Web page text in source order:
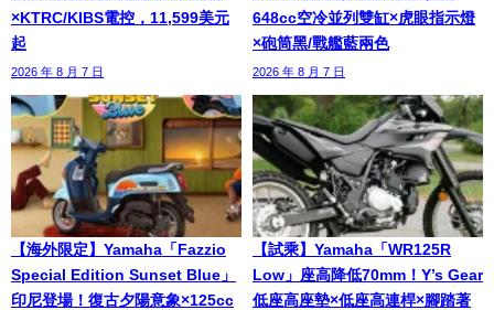
×KTRC/KIBS電控，11,599美元
起
2026 年 8 月 7 日
648cc空冷並列雙缸×虎眼指示燈
×砲筒黑/戰艦藍兩色
2026 年 8 月 7 日
【海外限定】Yamaha「Fazzio
Special Edition Sunset Blue」
印尼登場！復古夕陽意象×125cc
【試乘】Yamaha「WR125R
Low」座高降低70mm！Y’s Gear
低座高座墊×低座高連桿×腳踏著